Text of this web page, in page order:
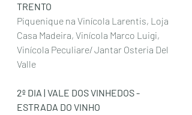
TRENTO
Piquenique na Vinícola Larentis, Loja
Casa Madeira, Vinícola Marco Luigi,
Vinícola Peculiare/ Jantar Osteria Del
Valle
2º DIA | VALE DOS VINHEDOS -
ESTRADA DO VINHO